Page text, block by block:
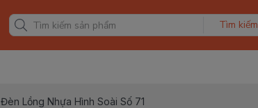
Tìm kiếm
Đèn Lồng Nhựa Hình Soài Số 71